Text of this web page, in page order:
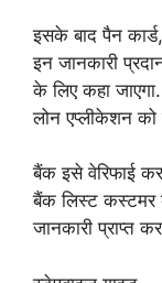
इसके बाद पैन
इन जानकारी
के लिए कहा
लोन एप्लीकेशन
बैंक इसे वेरिफाई
बैंक लिस्ट कस्टमर
जानकारी प्राप्त